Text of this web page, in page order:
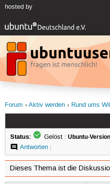
hosted by
Forum
Aktiv werden Rund ums
Status: Gelöst | Ubuntu-
Antworten|
Dieses Thema ist die